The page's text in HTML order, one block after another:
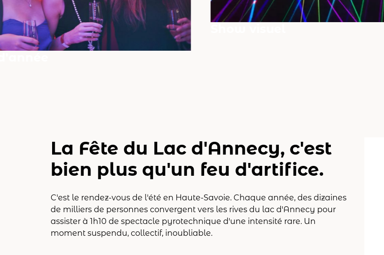
La Fête du Lac d'Annecy, c'est
bien plus qu'un feu d'artifice.
C'est le rendez-vous de l'été en Haute-Savoie. Chaque année, des dizaines
de milliers de personnes convergent vers les rives du lac d'Annecy pour
assister à 1h10 de spectacle pyrotechnique d'une intensité rare. Un
moment suspendu, collectif, inoubliable.